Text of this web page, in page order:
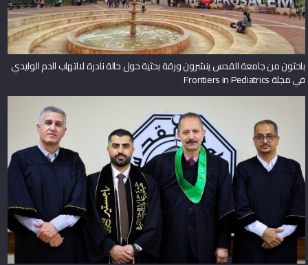
باحثون من جامعة القدس ينشرون ورقة بحثية حول حالة نادرة لالتهاب الدم الوليدي
في مجلة Frontiers in Pediatrics